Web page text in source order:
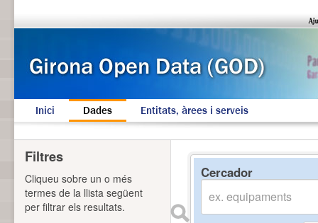
Inici Dades Entitats, àrees i serveis
Cercador
Filtres
Cliqueu sobre un o més
termes de la llista següent
per filtrar els resultats.